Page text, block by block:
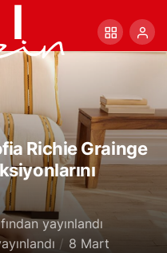
Richie Grainge
yayınlandı
8 Mart
Paylaş